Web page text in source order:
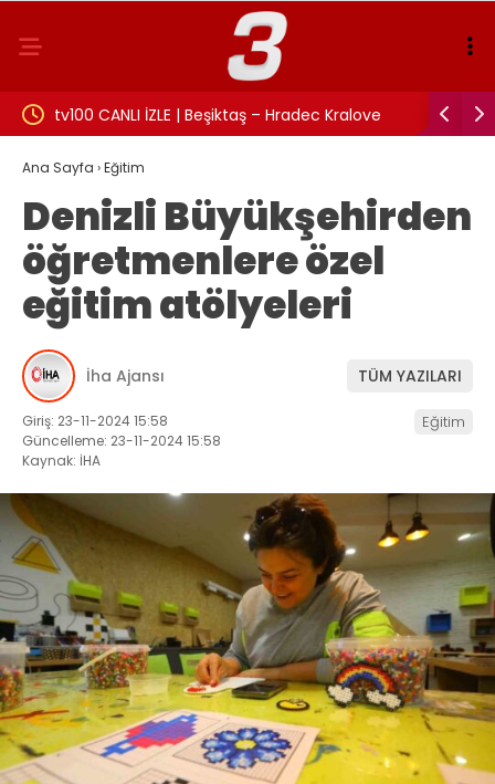
CANLI İZLE | Beşiktaş – Hradec Kralove
canlı izle!
İzmit Belediyesi
Ana Sayfa ›Eğitim
Denizli Büyükşehirden
öğretmenlere özel
eğitim atölyeleri
İha Ajansı TÜM YAZILARI
Giriş: 23-11-2024 15:58
Güncelleme: 23-11-2024 15:58
Kaynak: İHA
Eğitim